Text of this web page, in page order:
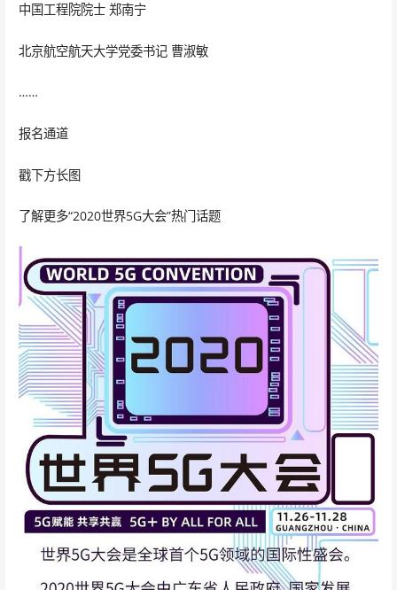
中国工程院院士 郑南宁
北京航空航天大学党委书记 曹淑敏
……
报名通道
戳下方长图
了解更多“2020世界5G大会”热门话题